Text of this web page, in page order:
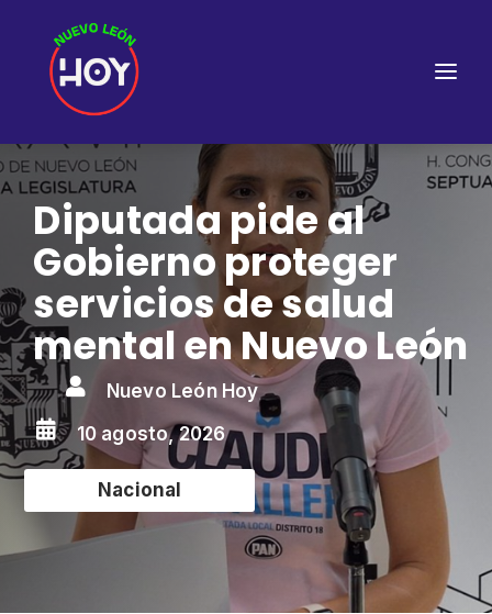
Diputada pide al
Gobierno proteger
servicios de salud
mental en Nuevo León
 Nuevo León Hoy
 10 agosto, 2026
Nacional